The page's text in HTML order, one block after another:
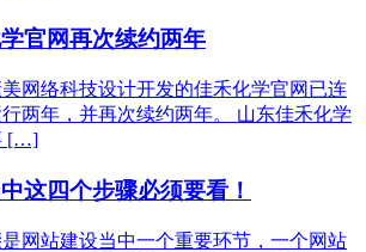
官网再次续约两年
网络科技设计开发的佳禾化学官网已连
两年，并再次续约两年。 山东佳禾化学
[…]
这四个步骤必须要看！
网站建设当中一个重要环节，一个网站